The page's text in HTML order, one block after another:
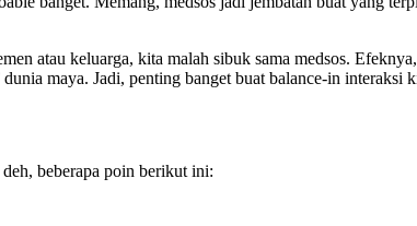
atau keluarga, kita malah sibuk sama medsos.
maya. Jadi, penting banget buat balance-in interaksi
beberapa poin berikut ini: